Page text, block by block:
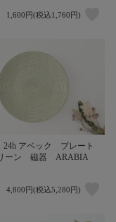
1,600円(税込1,760円)
アベック プレート
ーン 磁器 ARABIA
4,800円(税込5,280円)